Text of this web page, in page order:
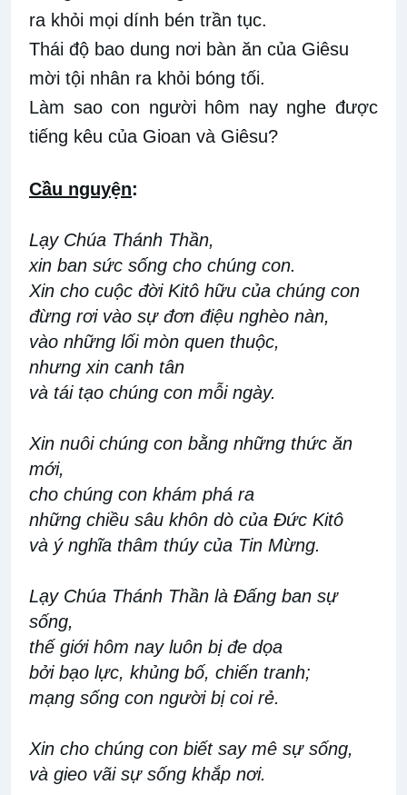
ra khỏi mọi dính bén trần tục.
Thái độ bao dung nơi bàn ăn của Giêsu
mời tội nhân ra khỏi bóng tối.
Làm sao con người hôm nay nghe được
tiếng kêu của Gioan và Giêsu?
Cầu nguyện:
Lạy Chúa Thánh Thần,
xin ban sức sống cho chúng con.
Xin cho cuộc đời Kitô hữu của chúng con
đừng rơi vào sự đơn điệu nghèo nàn,
vào những lối mòn quen thuộc,
nhưng xin canh tân
và tái tạo chúng con mỗi ngày.
Xin nuôi chúng con bằng những thức ăn
mới,
cho chúng con khám phá ra
những chiều sâu khôn dò của Đức Kitô
và ý nghĩa thâm thúy của Tin Mừng.
Lạy Chúa Thánh Thần là Đấng ban sự
sống,
thế giới hôm nay luôn bị đe dọa
bởi bạo lực, khủng bố, chiến tranh;
mạng sống con người bị coi rẻ.
Xin cho chúng con biết say mê sự sống,
và gieo vãi sự sống khắp nơi.